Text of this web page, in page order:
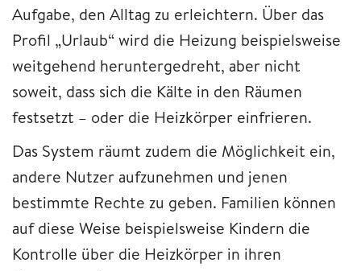
Aufgabe, den Alltag zu erleichtern. Über das
Profil „Urlaub“ wird die Heizung beispielsweise
weitgehend heruntergedreht, aber nicht
soweit, dass sich die Kälte in den Räumen
festsetzt – oder die Heizkörper einfrieren.
Das System räumt zudem die Möglichkeit ein,
andere Nutzer aufzunehmen und jenen
bestimmte Rechte zu geben. Familien können
auf diese Weise beispielsweise Kindern die
Kontrolle über die Heizkörper in ihren